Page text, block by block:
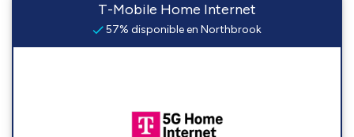
T-Mobile Home Internet
57% disponible en Northbrook